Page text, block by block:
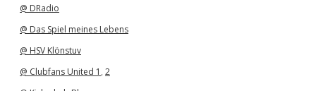
@ DRadio
@ Das Spiel meines Lebens
@ HSV Klönstuv
@ Clubfans United 1 , 2